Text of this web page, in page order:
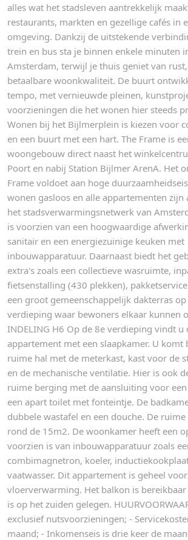
alles wat het stadsleven aantrekkelijk
restaurants, markten en gezellige cafés in
omgeving. Dankzij de uitstekende
trein en bus sta je binnen enkele minuten
Amsterdam, terwijl je thuis geniet van
betaalbare woonkwaliteit. De buurt
tempo, met vernieuwde pleinen,
voorzieningen die het wonen hier steeds
Wonen bij het Bijlmerplein is kiezen voor
en een buurt met een hart. The Frame is
woongebouw direct naast het
Poort en nabij Station Bijlmer ArenA. Het
Frame voldoet aan hoge
wonen gasloos en alle appartementen zijn
het stadsverwarmingsnetwerk van
is voorzien van een hoogwaardige
sanitair en een energiezuinige keuken met
inbouwapparatuur. Daarnaast biedt het
extra's zoals een collectieve wasruimte,
fietsenstalling (430 plekken),
een groot gemeenschappelijk dakterras
verdieping waar bewoners elkaar kunnen
INDELING H6 Op de 8e verdieping vindt
appartement met een slaapkamer. U komt
ruime hal met de meterkast, kast voor de
en de mechanische ventilatie. Hier is ook
ruime berging met de aansluiting voor
een apart toilet met fonteintje. De
dubbele wastafel en een douche. De
rond de 15m2. De woonkamer heeft een
voorzien is van inbouwapparatuur zoals
combimagnetron, koeler,
vaatwasser. Dit appartement is geheel
vloerverwarming. Het balkon is bereikbaar
is op het zuiden gelegen.
exclusief nutsvoorzieningen; -
maand; - Inkomenseis is drie keer de